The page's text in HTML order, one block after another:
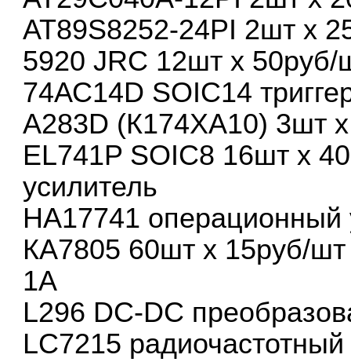
AT89S8252-24PI 2шт х
5920 JRC 12шт х 50руб/
74АС14D SOIC14
A283D (К174ХА10) 3шт
EL741P SOIC8 16шт х
усилитель
HA17741
КА7805 60шт х 15руб/
1А
L296 DC-DC
LC7215